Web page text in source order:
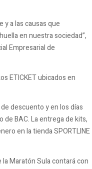
a las causas que
en nuestra sociedad”,
Empresarial de
ETICKET ubicados en
descuento y en los días
BAC. La entrega de kits,
en la tienda SPORTLINE
Maratón Sula contará con